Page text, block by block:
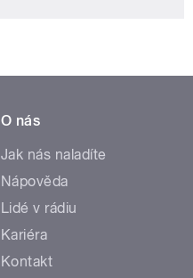
O nás
Jak nás naladíte
Nápověda
Lidé v rádiu
Kariéra
Kontakt